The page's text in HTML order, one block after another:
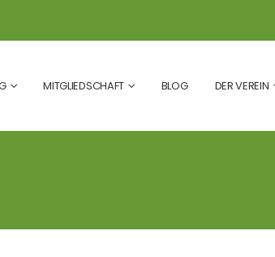
MITGLIEDSCHAFT BLOG DER VEREIN